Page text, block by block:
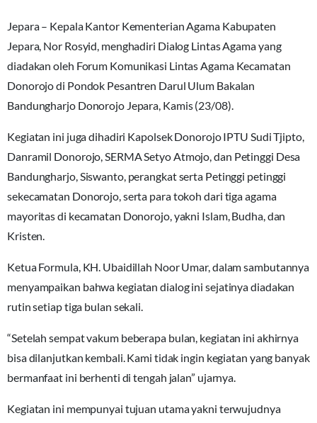
Jepara – Kepala Kantor Kementerian Agama Kabupaten
Jepara, Nor Rosyid, menghadiri Dialog Lintas Agama yang
diadakan oleh Forum Komunikasi Lintas Agama Kecamatan
Donorojo di Pondok Pesantren Darul Ulum Bakalan
Bandungharjo Donorojo Jepara, Kamis (23/08).
Kegiatan ini juga dihadiri Kapolsek Donorojo IPTU Sudi Tjipto,
Danramil Donorojo, SERMA Setyo Atmojo, dan Petinggi Desa
Bandungharjo, Siswanto, perangkat serta Petinggi petinggi
sekecamatan Donorojo, serta para tokoh dari tiga agama
mayoritas di kecamatan Donorojo, yakni Islam, Budha, dan
Kristen.
Ketua Formula, KH. Ubaidillah Noor Umar, dalam sambutannya
menyampaikan bahwa kegiatan dialog ini sejatinya diadakan
rutin setiap tiga bulan sekali.
“Setelah sempat vakum beberapa bulan, kegiatan ini akhirnya
bisa dilanjutkan kembali. Kami tidak ingin kegiatan yang banyak
bermanfaat ini berhenti di tengah jalan” ujarnya.
Kegiatan ini mempunyai tujuan utama yakni terwujudnya